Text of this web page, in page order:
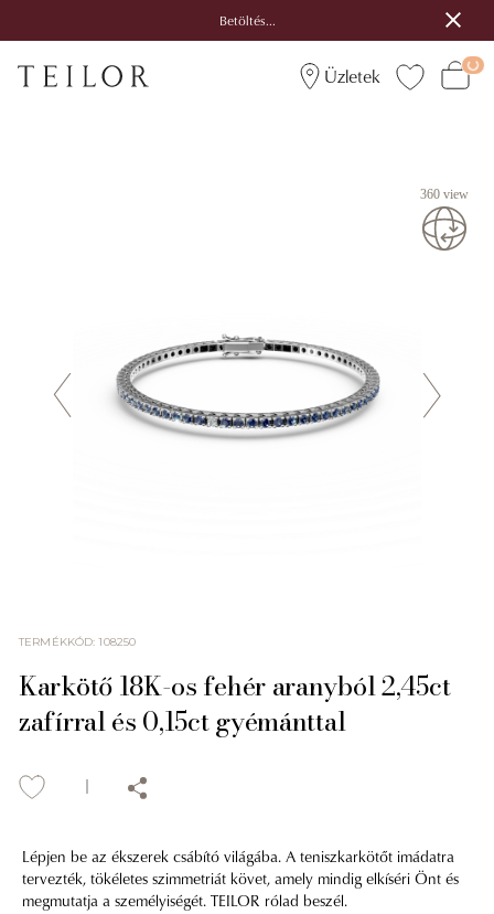
Betöltés...
Üzletek
360 view
TERMÉKKÓD:108250
Karkötő 18K-os fehér aranyból 2,45ct
zafírral és 0,15ct gyémánttal
Lépjen be az ékszerek csábító világába. A teniszkarkötőt imádatra
tervezték, tökéletes szimmetriát követ, amely mindig elkíséri Önt és
megmutatja a személyiségét. TEILOR rólad beszél.